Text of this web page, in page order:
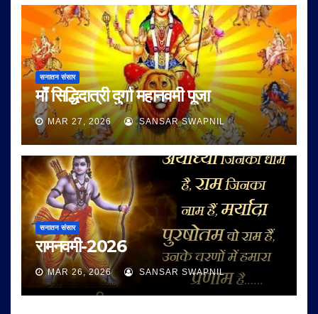
सनातन संसार
माँ सिद्धिदात्री दुर्गा महानवमी पूजा
MAR 27, 2026 SANSAR SWAPNIL
सनातन संसार
रामनवमी-2026
MAR 26, 2026 SANSAR SWAPNIL